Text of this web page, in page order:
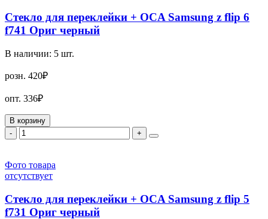
Стекло для переклейки + OCA Samsung z flip 6
f741 Ориг черный
В наличии: 5 шт.
розн. 420₽
опт. 336₽
В корзину
-
+
Фото товара
отсутствует
Стекло для переклейки + OCA Samsung z flip 5
f731 Ориг черный